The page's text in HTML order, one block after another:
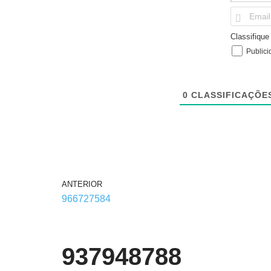
0
ANTERIOR
966727584
937948788